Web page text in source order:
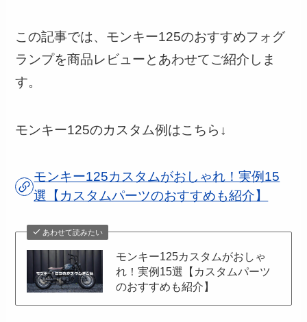
この記事では、モンキー125のおすすめフォグ
ランプを商品レビューとあわせてご紹介しま
す。
モンキー125のカスタム例はこちら↓
モンキー125カスタムがおしゃれ！実例15
選【カスタムパーツのおすすめも紹介】
あわせて読みたい
モンキー125カスタムがおしゃ
れ！実例15選【カスタムパーツ
のおすすめも紹介】